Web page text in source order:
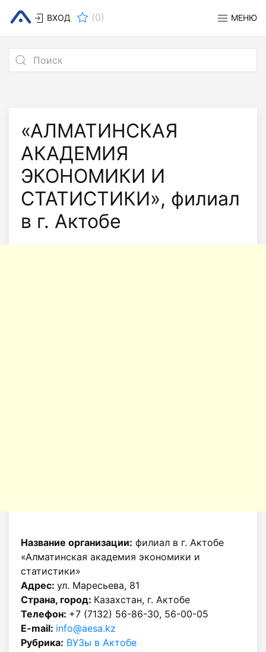
ВХОД (0) МЕНЮ
«АЛМАТИНСКАЯ
АКАДЕМИЯ
ЭКОНОМИКИ И
СТАТИСТИКИ», филиал
в г. Актобе
Название организации: филиал в г. Актобе
«Алматинская академия экономики и
статистики»
Адрес: ул. Маресьева, 81
Страна, город: Казахстан, г. Актобе
Телефон: +7 (7132) 56-86-30, 56-00-05
E-mail: info@aesa.kz
Рубрика: ВУЗы в Актобе